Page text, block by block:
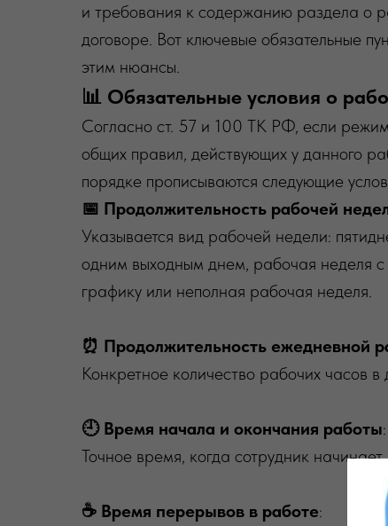
и требования к содержанию раздела о
договоре. Вот ключевые обязательные
этим нюансы.
📊 Обязательные условия о
Согласно ст. 57 и 100 ТК РФ, если
общих правил, действующих у данного
порядке прописываются следующие
📅 Продолжительность рабочей
Указывается вид рабочей недели:
одним выходным днем, рабочая неделя
графику или неполная рабочая неделя.
⏰ Продолжительность ежедневной
Конкретное количество рабочих часов в
🕘 Время начала и окончания работы:
Точное время, когда сотрудник
☕ Время перерывов в работе: